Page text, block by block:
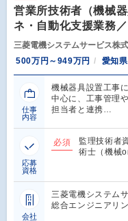
営業所技術者（機械
ネ・自動化支援業務
三菱電機システムサービス株
500万円～949万円
愛知県
仕事
内容
機械器具設置工事
中心に、工事管理
担当者と連携…
応募
資格
必須
監理技術者
術士（機械
会社
三菱電機システム
総合エンジニアリ